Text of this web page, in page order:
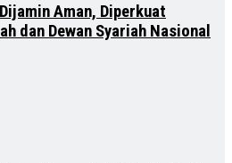
Aman, Diperkuat
dan Dewan Syariah Nasional